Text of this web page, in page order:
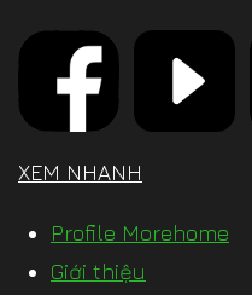
XEM NHANH
Profile Morehome
Giới thiệu